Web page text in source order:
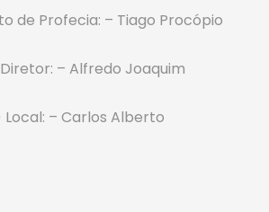
de Profecia: – Tiago Procópio
– Alfredo Joaquim
– Carlos Alberto